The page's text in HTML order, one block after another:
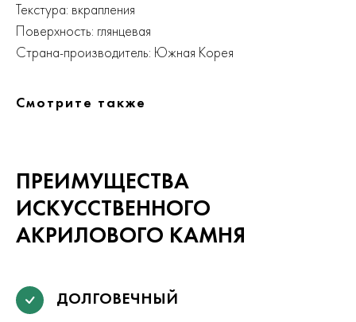
Текстура: вкрапления
Поверхность: глянцевая
Страна-производитель: Южная Корея
Смотрите также
ПРЕИМУЩЕСТВА
ИСКУССТВЕННОГО
АКРИЛОВОГО КАМНЯ
ДОЛГОВЕЧНЫЙ